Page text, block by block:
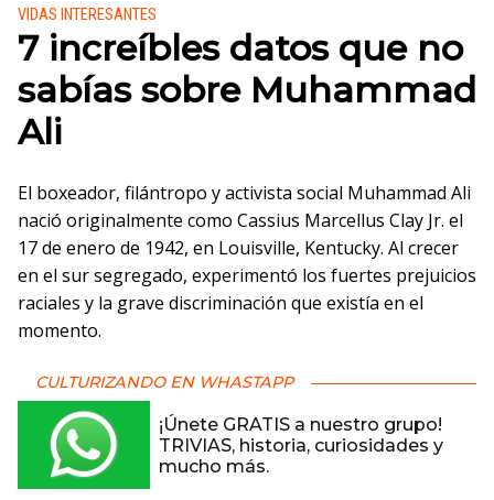
Publicado en:
VIDAS INTERESANTES
7 increíbles datos que no
sabías sobre Muhammad
Ali
El boxeador, filántropo y activista social Muhammad Ali
nació originalmente como Cassius Marcellus Clay Jr. el
17 de enero de 1942, en Louisville, Kentucky. Al crecer
en el sur segregado, experimentó los fuertes prejuicios
raciales y la grave discriminación que existía en el
momento.
CULTURIZANDO EN WHASTAPP
¡Únete GRATIS a nuestro grupo!
TRIVIAS, historia, curiosidades y
mucho más.